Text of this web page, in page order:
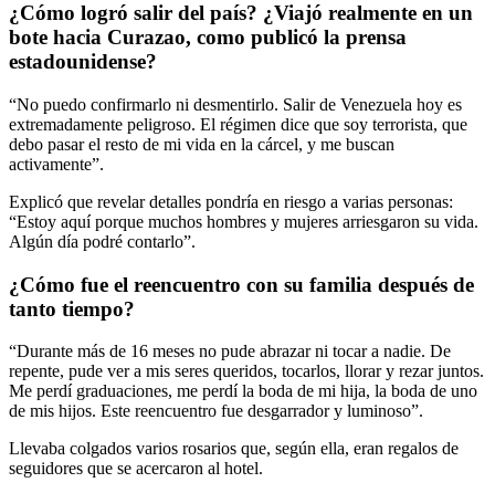
¿Cómo logró salir del país? ¿Viajó realmente en un
bote hacia Curazao, como publicó la prensa
estadounidense?
“No puedo confirmarlo ni desmentirlo. Salir de Venezuela hoy es
extremadamente peligroso. El régimen dice que soy terrorista, que
debo pasar el resto de mi vida en la cárcel, y me buscan
activamente”.
Explicó que revelar detalles pondría en riesgo a varias personas:
“Estoy aquí porque muchos hombres y mujeres arriesgaron su vida.
Algún día podré contarlo”.
¿Cómo fue el reencuentro con su familia después de
tanto tiempo?
“Durante más de 16 meses no pude abrazar ni tocar a nadie. De
repente, pude ver a mis seres queridos, tocarlos, llorar y rezar juntos.
Me perdí graduaciones, me perdí la boda de mi hija, la boda de uno
de mis hijos. Este reencuentro fue desgarrador y luminoso”.
Llevaba colgados varios rosarios que, según ella, eran regalos de
seguidores que se acercaron al hotel.